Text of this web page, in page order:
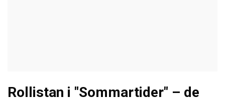
Rollistan i "Sommartider" – de